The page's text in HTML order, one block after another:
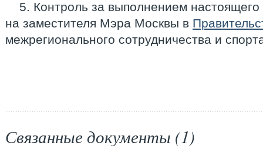
5. Контроль за выполнением
на заместителя Мэра Москвы в
межрегионального сотрудничества и
Связанные документы (1)